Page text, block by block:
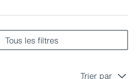
Tous les filtres
Trier par